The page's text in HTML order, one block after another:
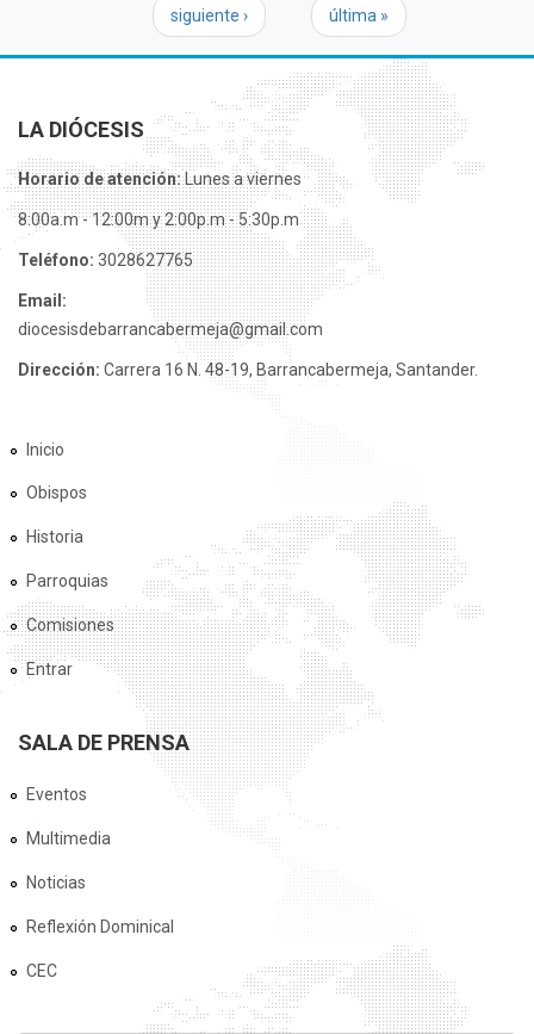
siguiente › última »
LA DIÓCESIS
Horario de atención:Lunes a viernes
8:00a.m - 12:00m y 2:00p.m - 5:30p.m
Teléfono: 3028627765
Email:
diocesisdebarrancabermeja@gmail.com
Dirección: Carrera 16 N. 48-19, Barrancabermeja, Santander.
Inicio
Obispos
Historia
Parroquias
Comisiones
Entrar
SALA DE PRENSA
Eventos
Multimedia
Noticias
Reflexión Dominical
CEC